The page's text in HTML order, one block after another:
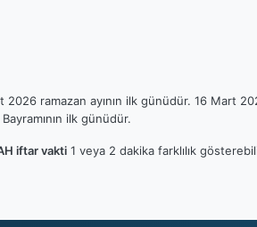
ramazan ayının ilk günüdür. 16 Mart
ilk günüdür.
iftar vakti 1 veya 2 dakika farklılık